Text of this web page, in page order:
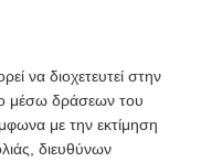
να διοχετευτεί στην
μέσω δράσεων του
με την εκτίμηση
διευθύνων